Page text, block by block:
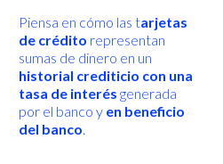
Piensa en cómo las tarjetas
de crédito representan
sumas de dinero en un
historial crediticio con una
tasa de interés generada
por el banco y en beneficio
del banco.